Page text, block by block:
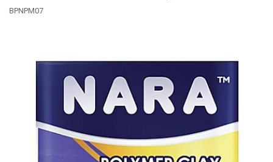
BPNPM07